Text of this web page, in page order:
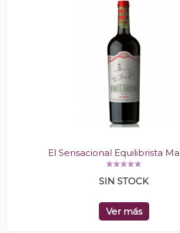
El Sensacional Equilibrista
SIN STOCK
Ver más